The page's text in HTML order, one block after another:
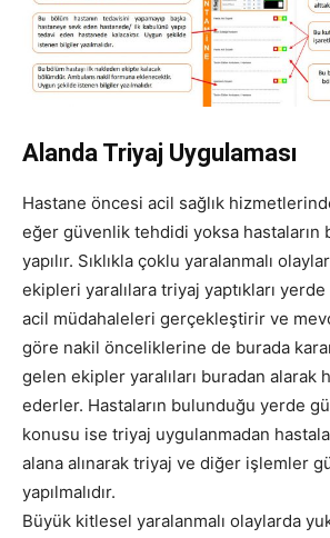
Alanda Triyaj Uygulaması
Hastane öncesi acil sağlık
eğer güvenlik tehdidi yoksa hastaların
yapılır. Sıklıkla çoklu yaralanmalı
ekipleri yaralılara triyaj yaptıkları
acil müdahaleleri gerçekleştirir ve
göre nakil önceliklerine de burada
gelen ekipler yaralıları buradan alarak
ederler. Hastaların bulunduğu yerde
konusu ise triyaj uygulanmadan
alana alınarak triyaj ve diğer işlemler
yapılmalıdır.
Büyük kitlesel yaralanmalı olaylarda